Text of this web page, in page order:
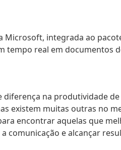
integrada ao
real em documentos
na produtividade
existem muitas outras no
encontrar aquelas que
comunicação e alcançar